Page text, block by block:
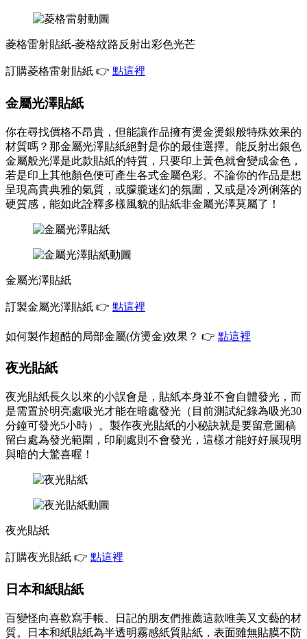
菱格雷射貼紙-菱格紋路反射出彩色光芒
訂購菱格雷射貼紙 👉 點這裡
金屬光澤貼紙
你在尋找價格不昂貴，但能讓作品擁有燙金燙銀般特殊效果的
材質嗎？那金屬光澤貼紙絕對是你的最佳選擇。能反射出銀色
金屬般光澤是此款貼紙的特質，只要印上黃色就會變成金色，
若是印上其他顏色便可產生各式金屬色彩。不論你的作品是想
呈現高貴典雅的氣質，或朦朧迷幻的氛圍，又或是冷冽俐落的
硬質感，能如此詮釋多樣風貌的貼紙非金屬光澤莫屬了！
金屬光澤貼紙
訂製金屬光澤貼紙 👉 點這裡
如何製作超酷的局部金屬(仿燙金)效果？ 👉 點這裡
夜光貼紙
夜光貼紙長久以來的小誤會是，貼紙本身並不會自體發光，而
是需置於明亮處吸光才能在暗處發光（目前測試紀錄為吸光30
分鐘可發光5小時）。製作夜光貼紙的小秘訣就是要留意圖稿
留白處為發光範圍，印刷處則不會發光，這樣才能好好展現明
與暗的大驚喜喔！
夜光貼紙
訂購夜光貼紙 👉 點這裡
日本和紙貼紙
百變怪向喜歡寫手帳、日記的朋友們推薦這款唯美又文藝的材
質。日本和紙貼紙為半透明霧感紙質貼紙，表面雖無貼膜不防